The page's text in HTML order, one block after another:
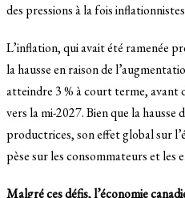
des pressions à la fois
L’inflation, qui avait été ramenée
la hausse en raison de
atteindre 3 % à court terme, avant
vers la mi-2027. Bien que la
productrices, son effet global sur
pèse sur les consommateurs et les
Malgré ces défis, l’économie